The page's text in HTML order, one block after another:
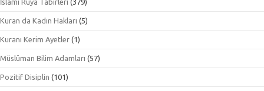
İslami Rüya Tabirleri (379)
Kuran da Kadın Hakları (5)
Kuranı Kerim Ayetler (1)
Müslüman Bilim Adamları (57)
Pozitif Disiplin (101)